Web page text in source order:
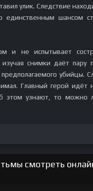
улик. Следствие
шансом
и не испытывает
снимки даёт пару
убийцы.
Главный герой
узнают, то можно
смотреть